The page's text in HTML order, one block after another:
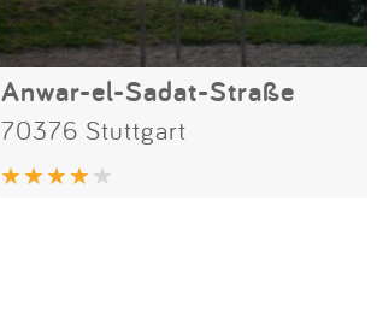
Anwar-el-Sadat-Straße
70376 Stuttgart